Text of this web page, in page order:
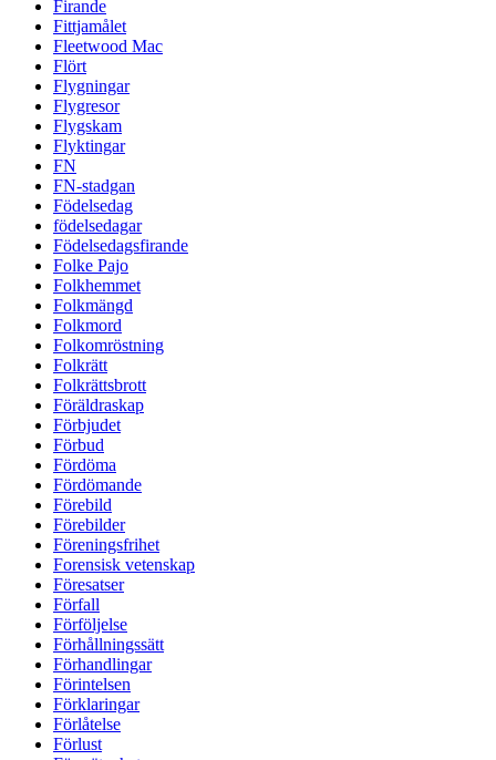
Firande
Fittjamålet
Fleetwood Mac
Flört
Flygningar
Flygresor
Flygskam
Flyktingar
FN
FN-stadgan
Födelsedag
födelsedagar
Födelsedagsfirande
Folke Pajo
Folkhemmet
Folkmängd
Folkmord
Folkomröstning
Folkrätt
Folkrättsbrott
Föräldraskap
Förbjudet
Förbud
Fördöma
Fördömande
Förebild
Förebilder
Föreningsfrihet
Forensisk vetenskap
Föresatser
Förfall
Förföljelse
Förhållningssätt
Förhandlingar
Förintelsen
Förklaringar
Förlåtelse
Förlust